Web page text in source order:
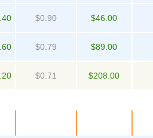
$0.90 $46.00
$0.79 $89.00
$0.71 $208.00